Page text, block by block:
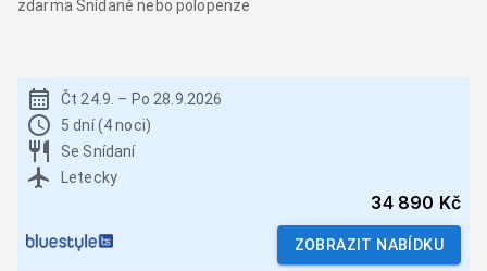
zdarma Snídaně nebo polopenze
Čt 24.9. – Po 28.9.2026
5 dní (4 noci)
Se Snídaní
Letecky
34 890 Kč
ZOBRAZIT NABÍDKU